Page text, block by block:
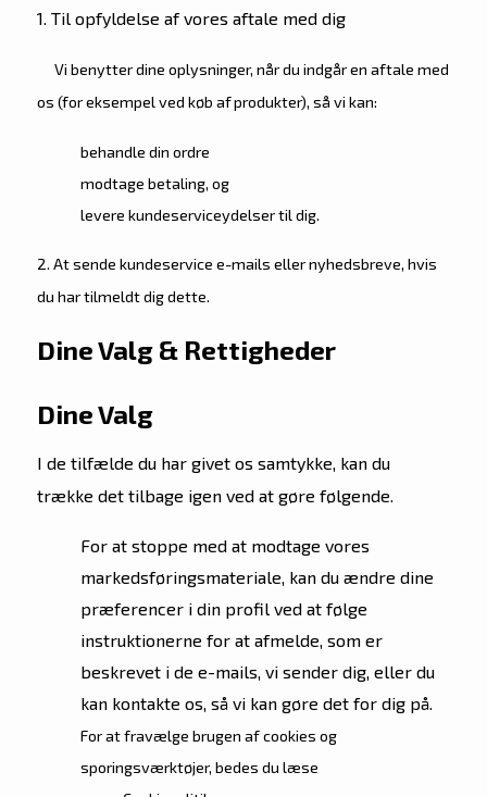
1. Til opfyldelse af vores aftale med dig
Vi benytter dine oplysninger, når du indgår en aftale med
os (for eksempel ved køb af produkter), så vi kan:
behandle din ordre
modtage betaling, og
levere kundeserviceydelser til dig.
2. At sende kundeservice e-mails eller nyhedsbreve, hvis
du har tilmeldt dig dette.
Dine Valg & Rettigheder
Dine Valg
I de tilfælde du har givet os samtykke, kan du
trække det tilbage igen ved at gøre følgende.
For at stoppe med at modtage vores
markedsføringsmateriale, kan du ændre dine
præferencer i din profil ved at følge
instruktionerne for at afmelde, som er
beskrevet i de e-mails, vi sender dig, eller du
kan kontakte os, så vi kan gøre det for dig på.
For at fravælge brugen af cookies og
sporingsværktøjer, bedes du læse